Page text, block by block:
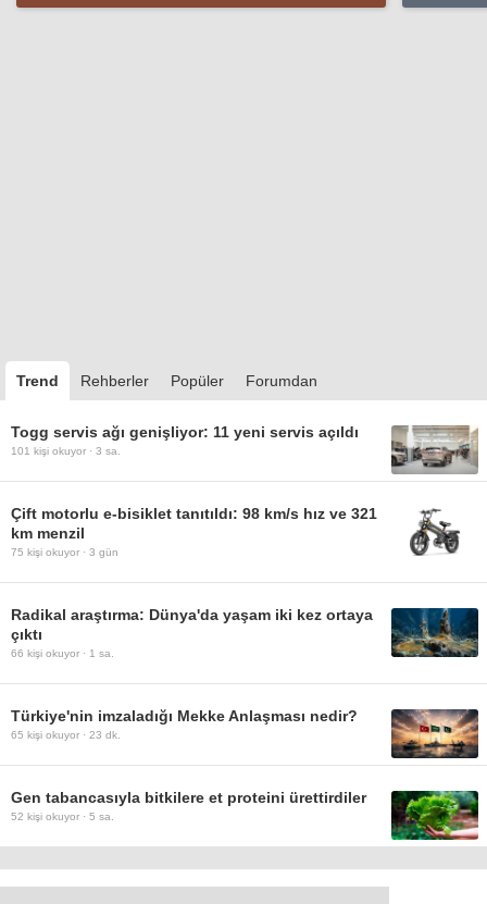
dönemi geliyor
Trend Rehberler Popüler Forumdan
Togg servis ağı genişliyor: 11 yeni servis açıldı
101 kişi okuyor · 3 sa.
Çift motorlu e-bisiklet tanıtıldı: 98 km/s hız ve 321
km menzil
75 kişi okuyor · 3 gün
Radikal araştırma: Dünya'da yaşam iki kez ortaya
çıktı
66 kişi okuyor · 1 sa.
Türkiye'nin imzaladığı Mekke Anlaşması nedir?
65 kişi okuyor · 23 dk.
Gen tabancasıyla bitkilere et proteini ürettirdiler
52 kişi okuyor · 5 sa.